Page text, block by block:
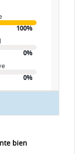
100%
0%
0%
bien